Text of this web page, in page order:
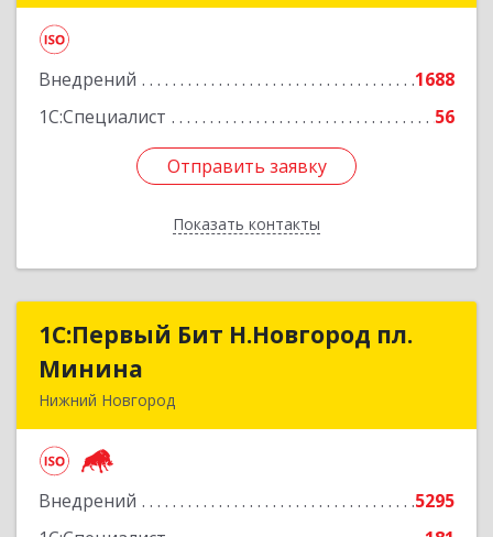
Внедрений
1688
1С:Специалист
56
Отправить заявку
Показать контакты
Отправить заявку
Назад
1С:Первый Бит Н.Новгород пл.
Минина
Нижний Новгород
Внедрений
5295
1С:Первый Бит Н.Новгород пл.
Подробнее